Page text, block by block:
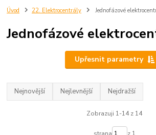
Úvod 22. Elektrocentrály Jednofázové
Jednofázové
Upřesnit parametry
Nejnovější Nejlevnější Nejdražší
Zobrazuji 1-14 z 14
strana z 1